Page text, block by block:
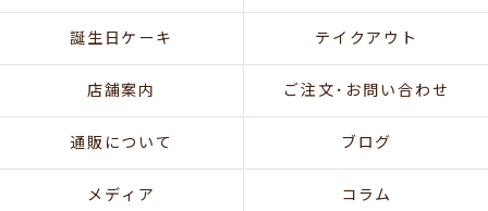
誕生日ケーキ テイクアウト
店舗案内 ご注文･お問い合わせ
通販について ブログ
メディア コラム